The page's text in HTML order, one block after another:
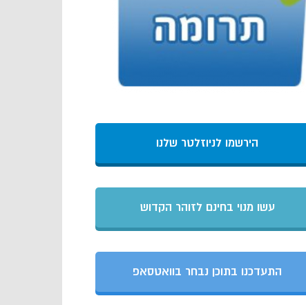
הירשמו לניוזלטר שלנו
עשו מנוי בחינם לזוהר הקדוש
התעדכנו בתוכן נבחר בוואטסאפ